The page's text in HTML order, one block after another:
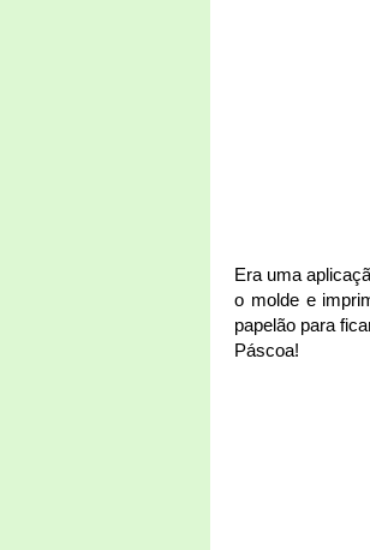
Era uma
o molde e
papelão para
Páscoa!